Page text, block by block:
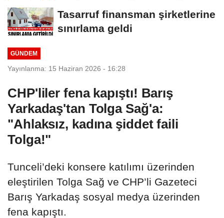
Tasarruf finansman şirketlerine
sınırlama geldi
GÜNDEM
Yayınlanma: 15 Haziran 2026 - 16:28
CHP'liler fena kapıştı! Barış
Yarkadaş'tan Tolga Sağ'a:
"Ahlaksız, kadına şiddet faili
Tolga!"
Tunceli’deki konsere katılımı üzerinden
eleştirilen Tolga Sağ ve CHP’li Gazeteci
Barış Yarkadaş sosyal medya üzerinden
fena kapıştı.